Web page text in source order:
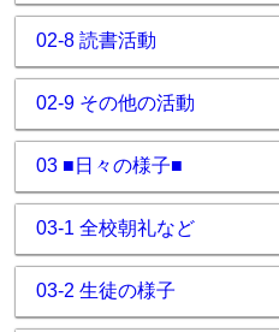
02-8 読書活動
02-9 その他の活動
03 ■日々の様子■
03-1 全校朝礼など
03-2 生徒の様子